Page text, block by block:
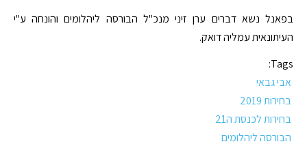
בפאנל נשא דברים ערן זיני מנכ"ל הבורסה ליהלומים והונחה ע"י
העיתונאית עמליה דואק.
Tags:
אבי גבאי
בחירות 2019
בחירות לכנסת ה21
הבורסה ליהלומים